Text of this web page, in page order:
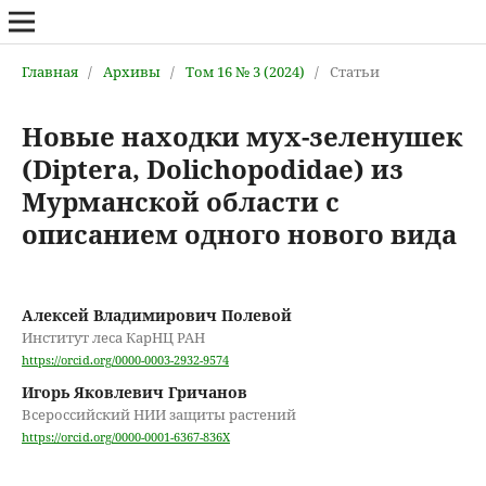
Главная / Архивы / Том 16 № 3 (2024) / Статьи
Новые находки мух-зеленушек
(Diptera, Dolichopodidae) из
Мурманской области с
описанием одного нового вида
Алексей Владимирович Полевой
Институт леса КарНЦ РАН
https://orcid.org/0000-0003-2932-9574
Игорь Яковлевич Гричанов
Всероссийский НИИ защиты растений
https://orcid.org/0000-0001-6367-836X